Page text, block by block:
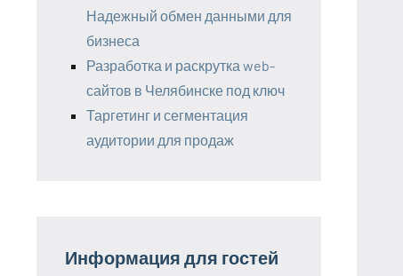
Надежный обмен данными для
бизнеса
Разработка и раскрутка web-
сайтов в Челябинске под ключ
Таргетинг и сегментация
аудитории для продаж
Информация для гостей